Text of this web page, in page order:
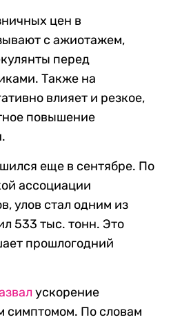
цен в
с ажиотажем,
перед
Также на
влияет и резкое,
повышение
еще в сентябре. По
ассоциации
улов стал одним из
533 тыс. тонн. Это
прошлогодний
ускорение
По словам